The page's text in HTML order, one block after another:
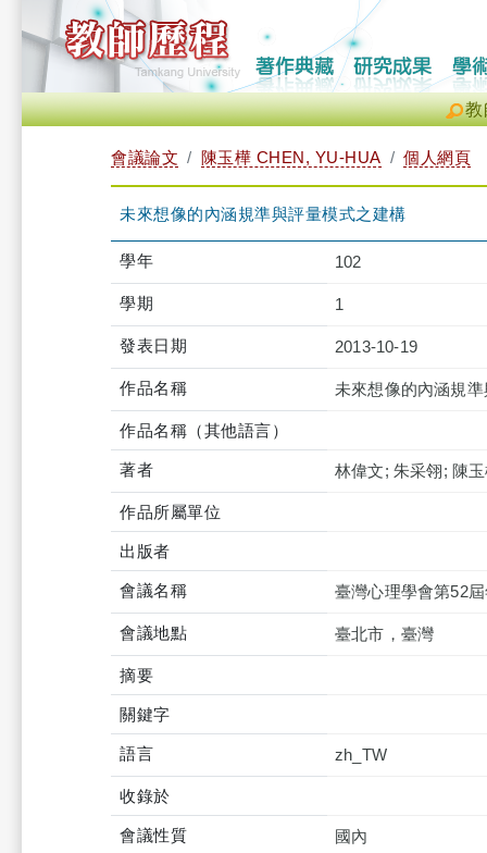
教
會議論文 陳玉樺 CHEN, YU-HUA 個人網頁
未來想像的內涵規準與評量模式之建構
學年 102
學期 1
發表日期 2013-10-19
作品名稱 未來想像的內涵規
作品名稱（其他語言）
著者 林偉文; 朱采翎; 陳
作品所屬單位
出版者
會議名稱 臺灣心理學會第52
會議地點 臺北市，臺灣
摘要
關鍵字
語言 zh_TW
收錄於
會議性質 國內